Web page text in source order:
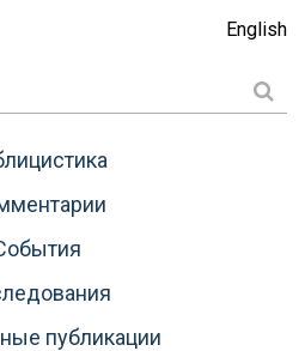
English
публикации